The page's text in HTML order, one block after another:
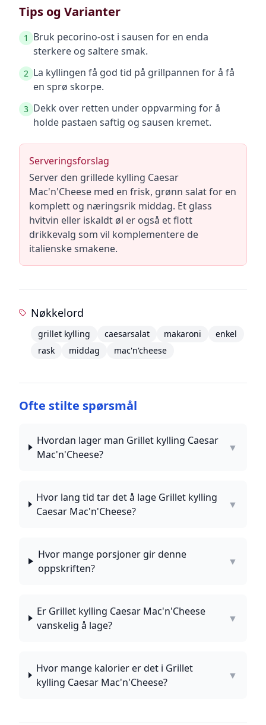
Tips og Varianter
1
Bruk pecorino-ost i sausen for en enda
sterkere og saltere smak.
2 La kyllingen få god tid på grillpannen for å få
en sprø skorpe.
3 Dekk over retten under oppvarming for å
holde pastaen saftig og sausen kremet.
Serveringsforslag
Server den grillede kylling Caesar
Mac'n'Cheese med en frisk, grønn salat for en
komplett og næringsrik middag. Et glass
hvitvin eller iskaldt øl er også et flott
drikkevalg som vil komplementere de
italienske smakene.
Nøkkelord
grillet kylling caesarsalat makaroni
enkel
rask
middag mac'n'cheese
Ofte stilte spørsmål
Hvordan lager man Grillet kylling Caesar
Mac'n'Cheese?
▼
Hvor lang tid tar det å lage Grillet kylling
Caesar Mac'n'Cheese?
▼
Hvor mange porsjoner gir denne
oppskriften?
▼
Er Grillet kylling Caesar Mac'n'Cheese
vanskelig å lage?
▼
Hvor mange kalorier er det i Grillet
kylling Caesar Mac'n'Cheese?
▼